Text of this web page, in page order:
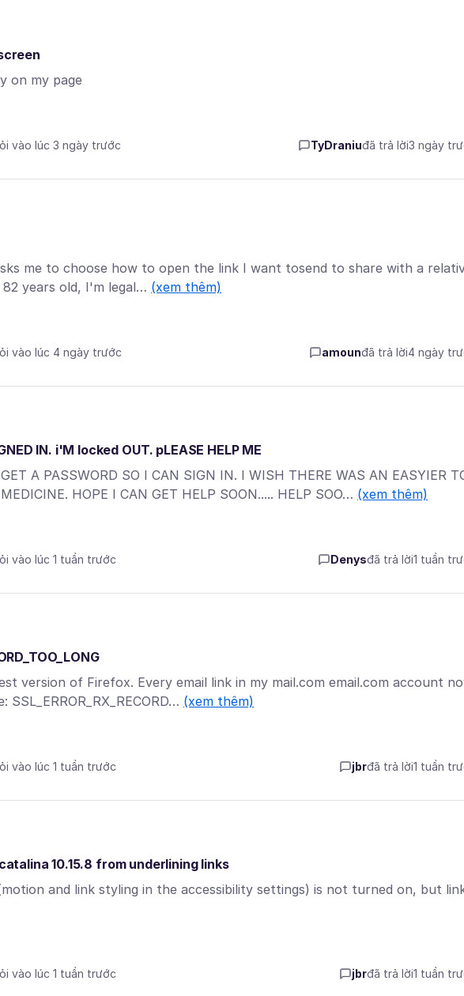
on my page
vào lúc 3 ngày trước TyDraniuđã trả lời3 ngày
me to choose how to open the link I want tosend to share with a
years old, I'm legal… (xem thêm)
vào lúc 4 ngày trước amounđã trả lời4 ngày
IN. i'M locked OUT. pLEASE HELP ME
A PASSWORD SO I CAN SIGN IN. I WISH THERE WAS AN EASYIER
HOPE I CAN GET HELP SOON..... HELP SOO… (xem thêm)
vào lúc 1 tuần trước Denysđã trả lời1 tuần
version of Firefox. Every email link in my mail.com email.com account
(xem thêm)
vào lúc 1 tuần trước jbrđã trả lời1 tuần
10.15.8 from underlining links
and link styling in the accessibility settings) is not turned on, but
vào lúc 1 tuần trước jbrđã trả lời1 tuần